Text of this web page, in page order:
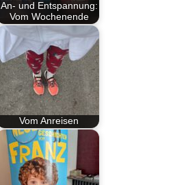
An- und Entspannung:
Vom Wochenende
Vom Anreisen